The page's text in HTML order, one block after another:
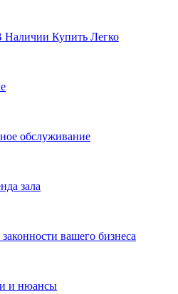
Наличии Купить Легко
обслуживание
зала
вашего бизнеса
и нюансы